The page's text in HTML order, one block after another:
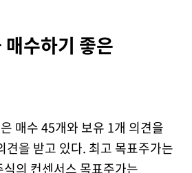
수하기 좋은
매수 45개와 보유 1개 의견을
견을 받고 있다. 최고 목표주가는
의 컨센서스 목표주가는